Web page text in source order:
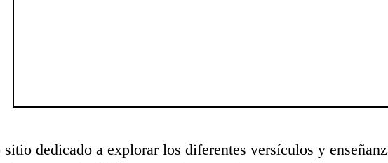
dedicado a explorar los diferentes versículos y